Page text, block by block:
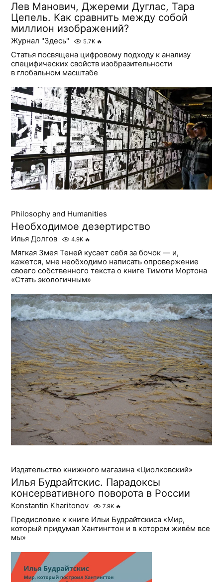
Лев Манович, Джереми Дуглас, Тара
Цепель. Как сравнить между собой
миллион изображений?
Журнал "Здесь" 5.7K 🔥
Статья посвящена цифровому подходу к анализу
специфических свойств изобразительности
в глобальном масштабе
Philosophy and Humanities
Необходимое дезертирство
Илья Долгов 4.9K 🔥
Мягкая Змея Теней кусает себя за бочок — и,
кажется, мне необходимо написать опровержение
своего собственного текста о книге Тимоти Мортона
«Стать экологичным»
Издательство книжного магазина «Циолковский»
Илья Будрайтскис. Парадоксы
консервативного поворота в России
Konstantin Kharitonov 7.9K 🔥
Предисловие к книге Ильи Будрайтскиса «Мир,
который придумал Хантингтон и в котором живём все
мы»